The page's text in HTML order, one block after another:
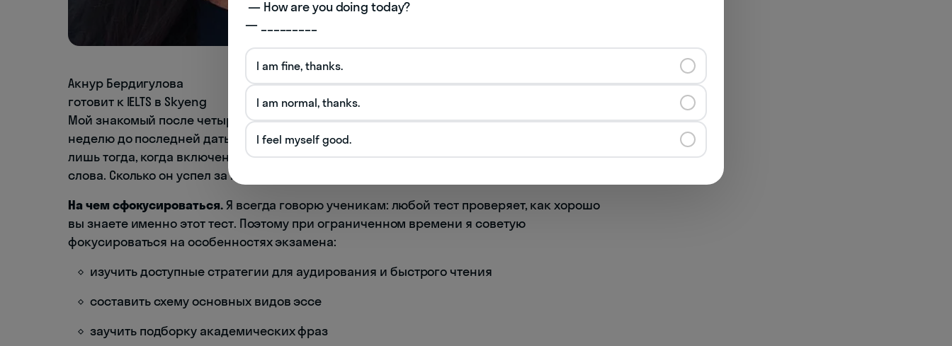
Акнур Бердигулова
готовит к IELTS в Skyeng
Мой знакомый после четырех лет в англоязычном университете решил сдавать IELTS за
неделю до последней даты в этом месяце. Оказалось, с правописанием у него хорошо
лишь тогда, когда включены автоисправления, — и придется переучивать все сложные
слова. Сколько он успел за неделю, можно понять по баллу 4.5 в секции Writing.
На чем сфокусироваться.Я всегда говорю ученикам: любой тест проверяет, как хорошо
вы знаете именно этот тест. Поэтому при ограниченном времени я советую
фокусироваться на особенностях экзамена:
изучить доступные стратегии для аудирования и быстрого чтения
составить схему основных видов эссе
заучить подборку академических фраз
— _________
I am fine, thanks.
I am normal, thanks.
I feel myself good.